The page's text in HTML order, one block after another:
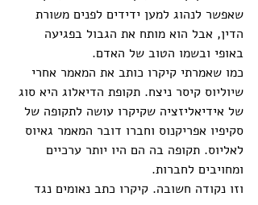
שאפשר לנהוג למען ידידים לפנים משורת
הדין, אבל הוא מותח את הגבול בפגיעה
באופי ובשמו הטוב של האדם.
כמו שאמרתי קיקרו כותב את המאמר אחרי
שיוליוס קיסר ניצח. תקופת הדיאלוג היא סוג
של אידיאליזציה שקיקרו עושה לתקופה של
סקיפיו אפריקנוס וחברו דובר המאמר גאיוס
לאליוס. תקופה בה הם היו יותר ערכיים
ומחויבים לחברות.
וזו נקודה חשובה. קיקרו כתב נאומים נגד